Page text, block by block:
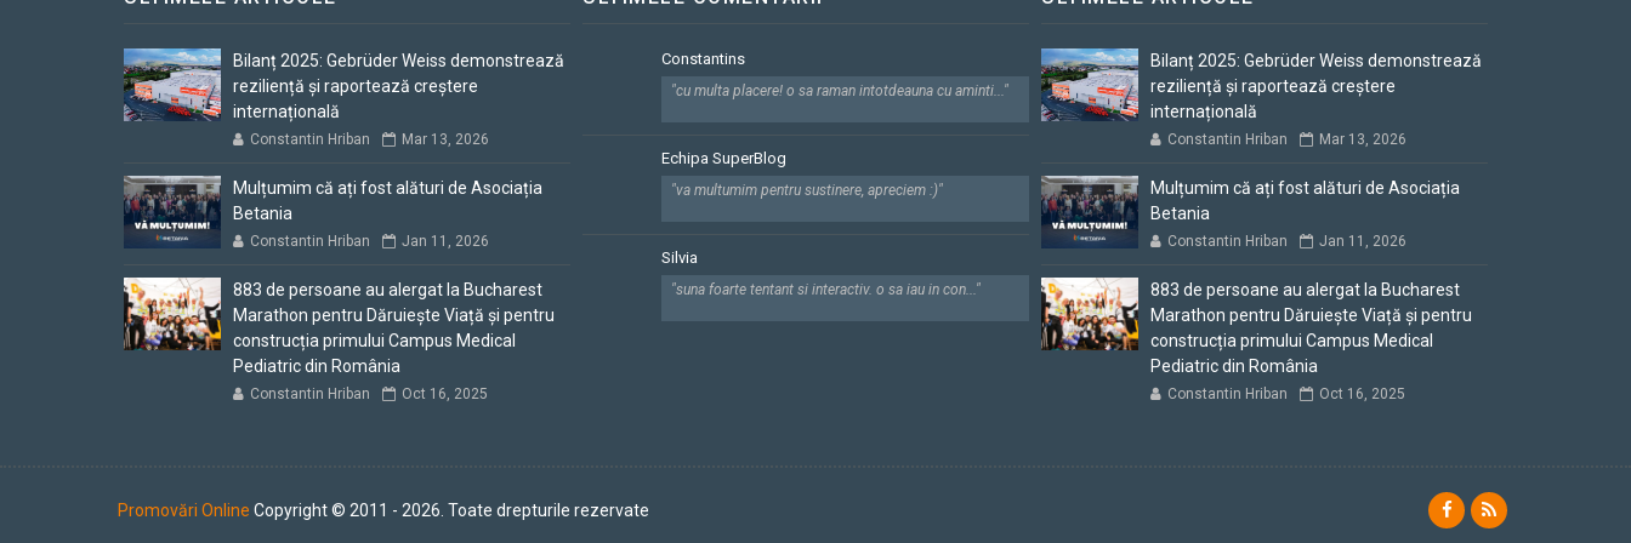
Bilanț 2025: Gebrüder Weiss demonstrează
reziliență și raportează creștere
internațională
Constantin Hriban Mar 13, 2026
Mulțumim că ați fost alături de Asociația
Betania
Constantin Hriban Jan 11, 2026
883 de persoane au alergat la Bucharest
Marathon pentru Dăruiește Viață și pentru
construcția primului Campus Medical
Pediatric din România
Constantin Hriban Oct 16, 2025
Constantins
"cu multa placere! o sa raman intotdeauna cu aminti..."
Echipa SuperBlog
"va multumim pentru sustinere, apreciem :)"
Silvia
"suna foarte tentant si interactiv. o sa iau in con..."
Bilanț 2025: Gebrüder Weiss demonstrează
reziliență și raportează creștere
internațională
Constantin Hriban Mar 13, 2026
Mulțumim că ați fost alături de Asociația
Betania
Constantin Hriban Jan 11, 2026
883 de persoane au alergat la Bucharest
Marathon pentru Dăruiește Viață și pentru
construcția primului Campus Medical
Pediatric din România
Constantin Hriban Oct 16, 2025
Promovări Online Copyright © 2011 - 2026. Toate drepturile rezervate